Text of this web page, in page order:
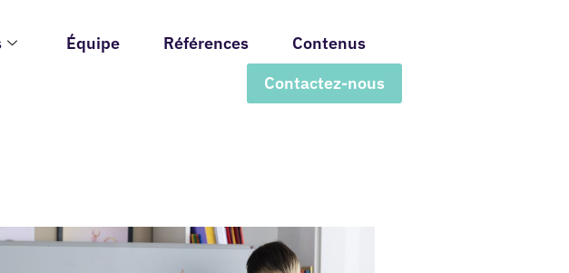
Équipe Références
Contenus
Contactez-nous